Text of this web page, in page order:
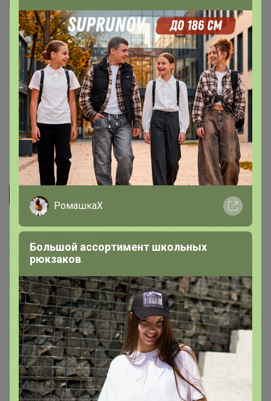
333 3 75
Мятная малина чай
От 250р Орг. От 55р
Доставка 10р
Доставка ~ 14 дней с момента включения в
счет
После 20 августа 2026 г.
Вес
500гр
Делая заказ, Вы подтверждаете что ознакомлены с
регламентом выкупаи соглашаетесь сдоговором оферты
Бонифаций
СП266 Звездная кофемания от ТОП обжарщиков России! В наличии! Изучаем и Пробуем всю кофейную географию! 20 призов на пробу среди участников закупки!
Чай с фруктами, травами и ягодами 50гр.
РомашкаХ
Большой ассортимент школьных
рюкзаков